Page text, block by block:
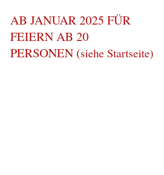
AB JANUAR 2025 FÜR
FEIERN AB 20
PERSONEN (siehe Startseite)